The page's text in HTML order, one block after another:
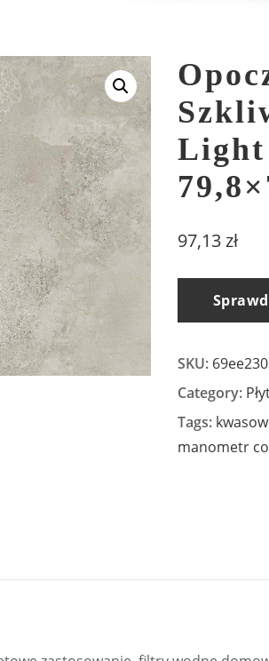
Light
97,13zł
SKU:
Category:
Tags:
manometr